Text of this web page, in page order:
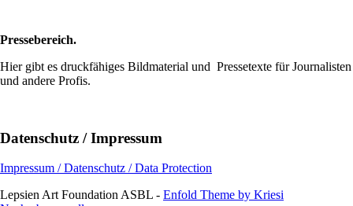
Pressebereich.
Hier gibt es druckfähiges Bildmaterial und Pressetexte für Journalisten
und andere Profis.
Datenschutz / Impressum
Impressum / Datenschutz / Data Protection
Lepsien Art Foundation ASBL - Enfold Theme by Kriesi